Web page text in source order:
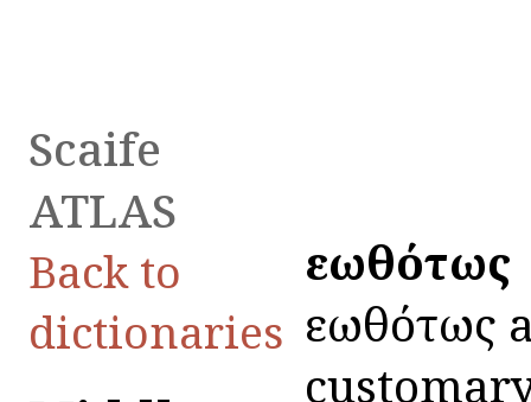
Scaife
ATLAS
Back to
dictionaries
εἰωθότως
εἰωθότως